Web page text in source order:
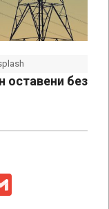
оставени без